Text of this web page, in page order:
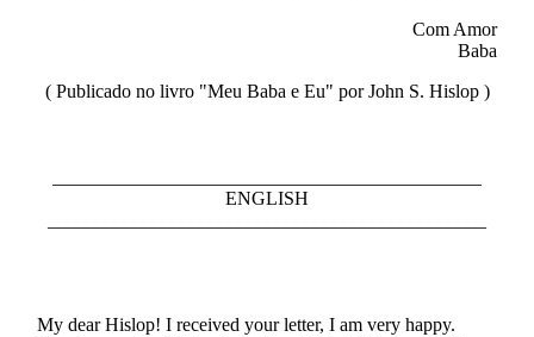
Com Amor
Baba
( Publicado no livro "Meu Baba e Eu" por John S. Hislop )
ENGLISH
My dear Hislop! I received your letter, I am very happy.